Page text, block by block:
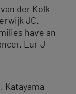
der Kolk
JC.
have an
Eur J
Katayama